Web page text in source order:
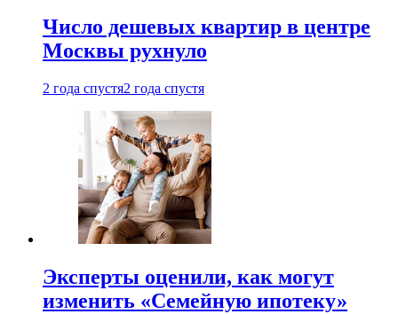
Число дешевых квартир в центре
Москвы рухнуло
2 года спустя2 года спустя
Эксперты оценили, как могут
изменить «Семейную ипотеку»